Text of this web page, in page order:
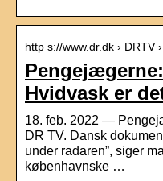
http s://www.dr.dk ›
Hvidvask er
18. feb. 2022 —
DR TV. Dansk
under radaren”, siger
københavnske …